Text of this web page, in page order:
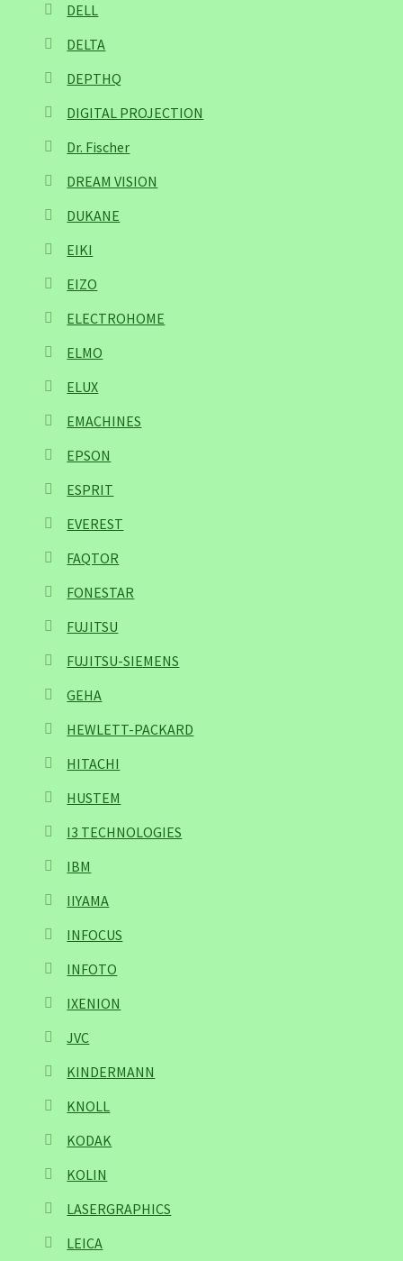
DELL
DELTA
DEPTHQ
DIGITAL PROJECTION
Dr. Fischer
DREAM VISION
DUKANE
EIKI
EIZO
ELECTROHOME
ELMO
ELUX
EMACHINES
EPSON
ESPRIT
EVEREST
FAQTOR
FONESTAR
FUJITSU
FUJITSU-SIEMENS
GEHA
HEWLETT-PACKARD
HITACHI
HUSTEM
I3 TECHNOLOGIES
IBM
IIYAMA
INFOCUS
INFOTO
IXENION
JVC
KINDERMANN
KNOLL
KODAK
KOLIN
LASERGRAPHICS
LEICA